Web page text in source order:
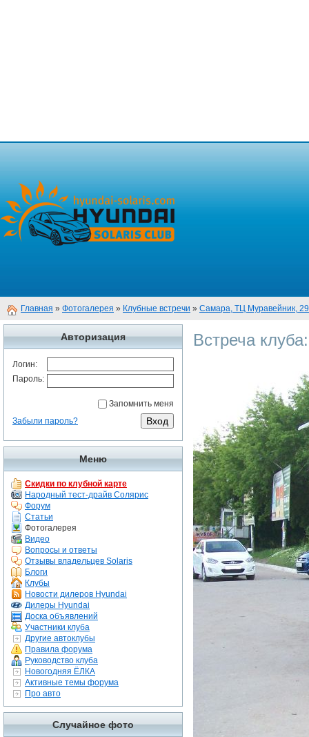
Главная » Фотогалерея » Клубные встречи » Самара, ТЦ Муравейник,
Авторизация
Логин:
Пароль:
Запомнить меня
Забыли пароль?
Меню
Скидки по клубной карте
Народный тест-драйв Солярис
Форум
Статьи
Фотогалерея
Видео
Вопросы и ответы
Отзывы владельцев Solaris
Блоги
Клубы
Новости дилеров Hyundai
Дилеры Hyundai
Доска объявлений
Участники клуба
Другие автоклубы
Правила форума
Руководство клуба
Новогодняя ЁЛКА
Активные темы форума
Про авто
Случайное фото
Встреча